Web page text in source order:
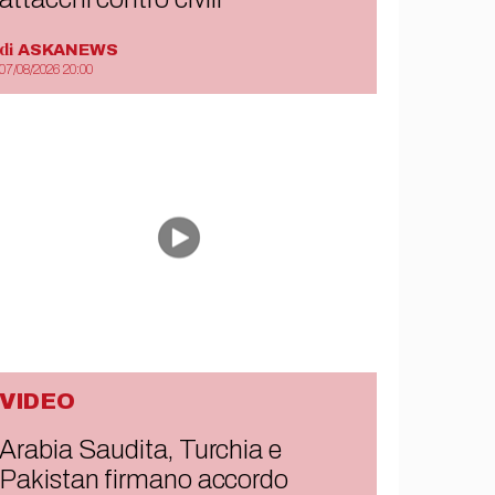
di ASKANEWS
07/08/2026 20:00
VIDEO
Arabia Saudita, Turchia e
Pakistan firmano accordo